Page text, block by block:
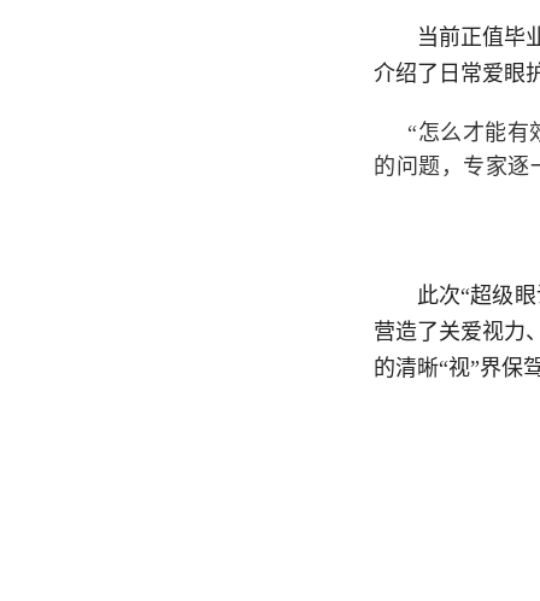
当前正值毕
介绍了日常爱眼
“怎么才能
的问题，专家逐
此次“超级
营造了关爱视力
的清晰“视”界保